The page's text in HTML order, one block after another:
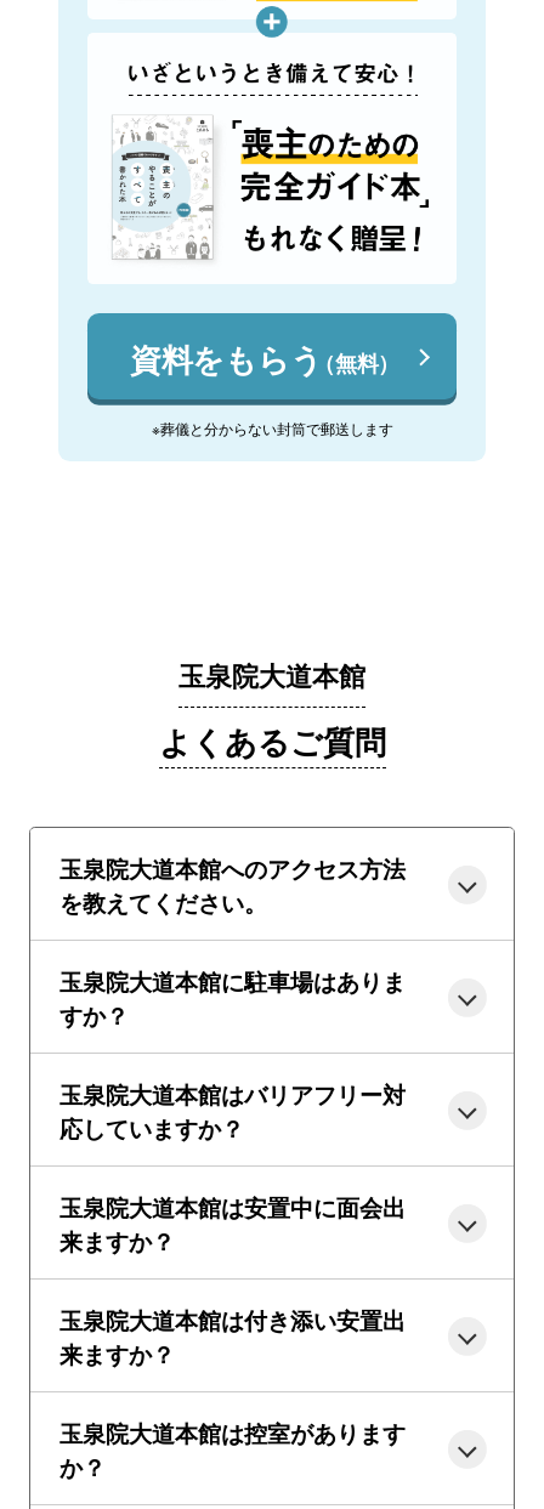
資料をもらう（無料）
※葬儀と分からない封筒で郵送します
玉泉院大道本館
よくあるご質問
玉泉院大道本館へのアクセス方法
を教えてください。
玉泉院大道本館に駐車場はありま
すか？
玉泉院大道本館はバリアフリー対
応していますか？
玉泉院大道本館は安置中に面会出
来ますか？
玉泉院大道本館は付き添い安置出
来ますか？
玉泉院大道本館は控室があります
か？